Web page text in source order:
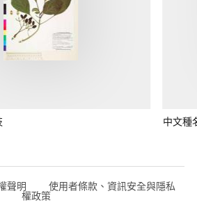
中文種
聲明 使用者條款、資訊安全與隱私
權政策